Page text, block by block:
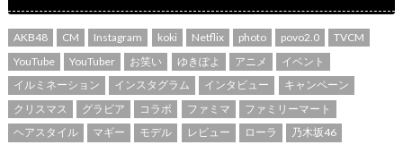
AKB48 CM Instagram koki Netflix photo povo2.0
TVCM
YouTube
YouTuber お笑い ゆきぽよ アニメ
イベント
イルミネーション
インスタグラム インタビュー
キャンペーン
クリスマス
グラビア コラボ ファミマ
ファミリーマート
ヘアスタイル
マギー モデル レビュー ローラ
乃木坂46